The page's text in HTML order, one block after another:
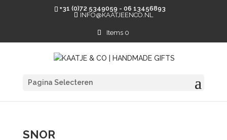
+31 (0)72 5349059 - 06 13456893
INFO@KAATJEENCO.NL
Items 0
Pagina Selecteren
SNOR